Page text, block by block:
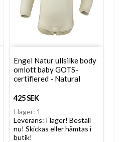
Engel Natur ullsilke body
omlott baby GOTS-
certifiered - Natural
425 SEK
I lager: 1
Leverans: I lager! Beställ
nu! Skickas eller hämtas i
butik!